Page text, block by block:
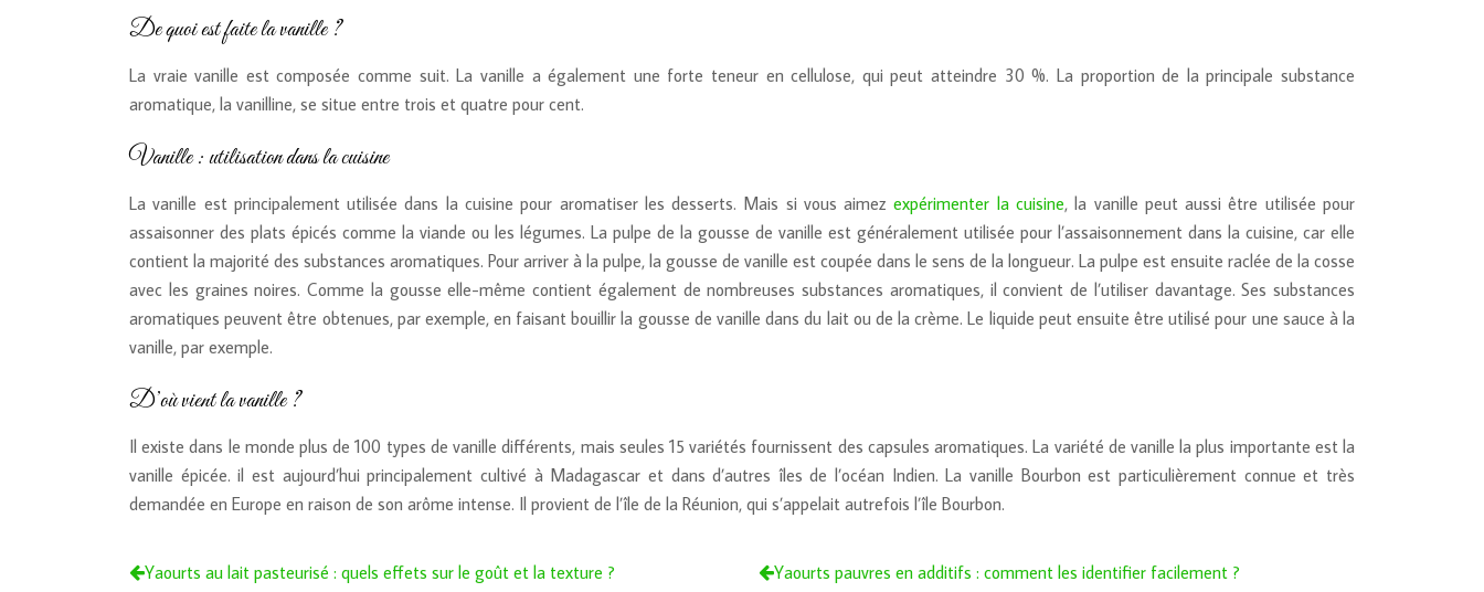
De quoi est faite la vanille ?
La vraie vanille est composée comme suit. La vanille a également une forte teneur en cellulose, qui peut atteindre 30 %. La proportion de la principale substance
aromatique, la vanilline, se situe entre trois et quatre pour cent.
Vanille : utilisation dans la cuisine
La vanille est principalement utilisée dans la cuisine pour aromatiser les desserts. Mais si vous aimezexpérimenter la cuisine, la vanille peut aussi être utilisée pour
assaisonner des plats épicés comme la viande ou les légumes. La pulpe de la gousse de vanille est généralement utilisée pour l’assaisonnement dans la cuisine, car elle
contient la majorité des substances aromatiques. Pour arriver à la pulpe, la gousse de vanille est coupée dans le sens de la longueur. La pulpe est ensuite raclée de la cosse
avec les graines noires. Comme la gousse elle-même contient également de nombreuses substances aromatiques, il convient de l’utiliser davantage. Ses substances
aromatiques peuvent être obtenues, par exemple, en faisant bouillir la gousse de vanille dans du lait ou de la crème. Le liquide peut ensuite être utilisé pour une sauce à la
vanille, par exemple.
D’où vient la vanille ?
Il existe dans le monde plus de 100 types de vanille différents, mais seules 15 variétés fournissent des capsules aromatiques. La variété de vanille la plus importante est la
vanille épicée. il est aujourd’hui principalement cultivé à Madagascar et dans d’autres îles de l’océan Indien. La vanille Bourbon est particulièrement connue et très
demandée en Europe en raison de son arôme intense. Il provient de l’île de la Réunion, qui s’appelait autrefois l’île Bourbon.
Yaourts au lait pasteurisé : quels effets sur le goût et la texture ? Yaourts pauvres en additifs : comment les identifier facilement ?